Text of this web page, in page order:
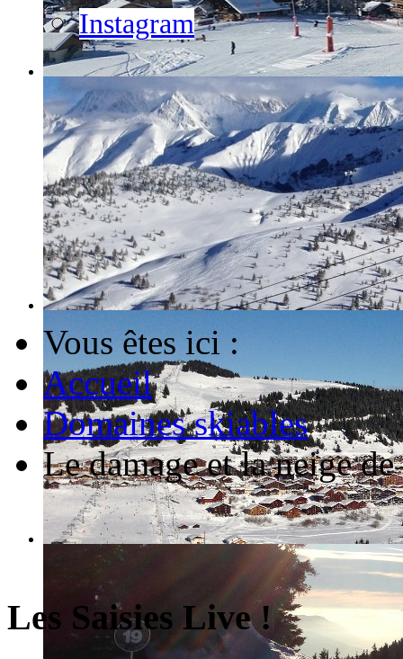
Instagram
Vous êtes ici :
Accueil
Domaines skiables
Le damage et la neige
Les Saisies Live !